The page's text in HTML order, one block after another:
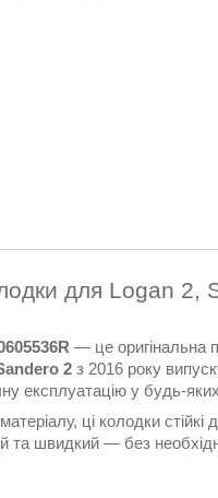
для Logan 2,
— це оригінальна
2 з 2016 року
експлуатацію у будь-
ці колодки
та швидкий — без